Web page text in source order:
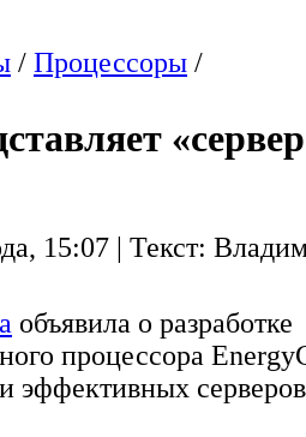
/ Процессоры /
15:07 | Текст:
объявила о разработке
процессора
эффективных